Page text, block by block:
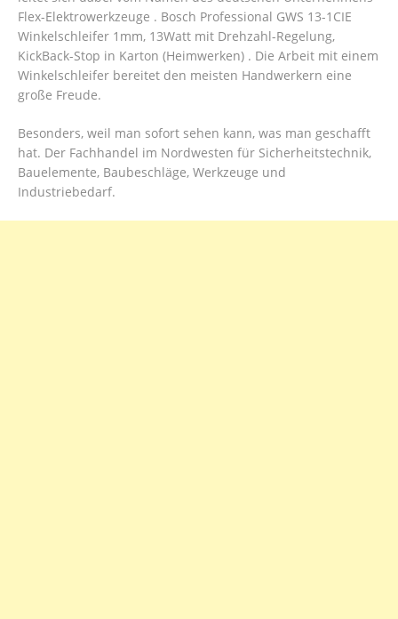
Flex-Elektrowerkzeuge . Bosch Professional GWS 13-1CIE
Winkelschleifer 1mm, 13Watt mit Drehzahl-Regelung,
KickBack-Stop in Karton (Heimwerken) . Die Arbeit mit einem
Winkelschleifer bereitet den meisten Handwerkern eine
große Freude.
Besonders, weil man sofort sehen kann, was man geschafft
hat. Der Fachhandel im Nordwesten für Sicherheitstechnik,
Bauelemente, Baubeschläge, Werkzeuge und
Industriebedarf.